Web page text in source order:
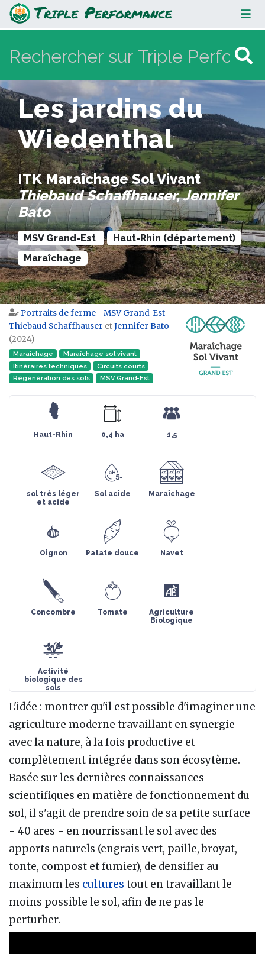
Les jardins du Wiedenthal
Les jardins du
Wiedenthal
ITK Maraîchage Sol Vivant
Thiebaud Schaffhauser, Jennifer
Bato
MSV Grand-Est
Haut-Rhin (département)
Maraîchage
Aller à :navigation,rechercher
Portraits de ferme - MSV Grand-Est -
Thiebaud Schaffhauser etJennifer Bato
(2024)
Maraîchage
Maraîchage sol vivant
Itinéraires techniques
Circuits courts
Régénération des sols
MSV Grand-Est
Haut-Rhin 0,4 ha 1,5
sol très léger
et acide
Sol acide Maraîchage
Oignon Patate douce Navet
Concombre Tomate
Agriculture
Biologique
Activité
biologique des
sols
L'idée : montrer qu'il est possible d'imaginer une
agriculture moderne travaillant en synergie
avec la nature, à la fois productive et
complètement intégrée dans son écosytème.
Basée sur les dernières connaissances
scientifiques en matière de fonctionnement du
sol, il s'agit de prendre soin de sa petite surface
- 40 ares - en nourrissant le sol avec des
apports naturels (engrais vert, paille, broyat,
tonte, compost et fumier), de densifier au
maximum les cultures tout en travaillant le
moins possible le sol, afin de ne pas le
perturber.